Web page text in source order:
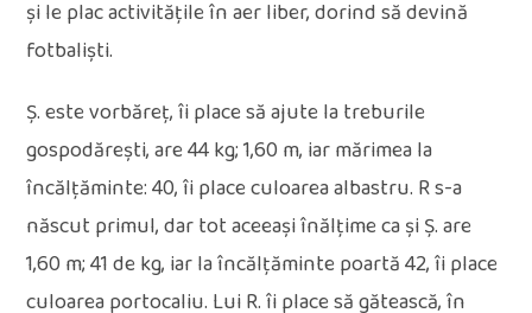
și le plac activitățile în aer liber, dorind să devină
fotbaliști.
Ș. este vorbăreț, îi place să ajute la treburile
gospodărești, are 44 kg; 1,60 m, iar mărimea la
încălțăminte: 40, îi place culoarea albastru. R s-a
născut primul, dar tot aceeași înălțime ca și Ș. are
1,60 m; 41 de kg, iar la încălțăminte poartă 42, îi place
culoarea portocaliu. Lui R. îi place să gătească, în